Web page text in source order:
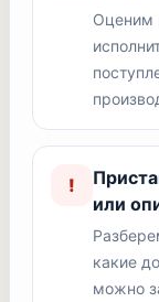
Оценим
!
или
какие
можно